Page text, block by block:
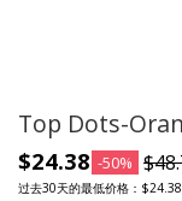
Top Dots-
$24.38 -50%
过去30天的最低价格：$24.38